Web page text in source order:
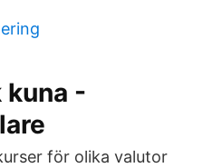
kuna -
för olika valutor